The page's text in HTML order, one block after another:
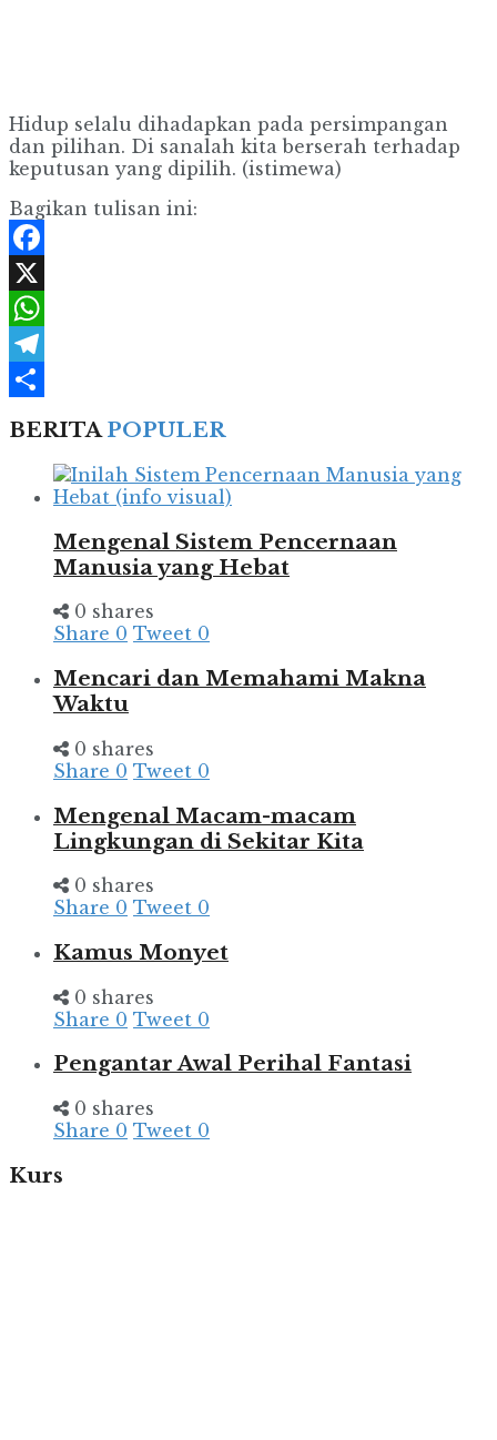
Hidup selalu dihadapkan pada persimpangan
dan pilihan. Di sanalah kita berserah terhadap
keputusan yang dipilih. (istimewa)
Bagikan tulisan ini:
Facebook
X
WhatsApp
Telegram
BERITAPOPULER
Mengenal Sistem Pencernaan
Manusia yang Hebat
0 shares
Share 0 Tweet 0
Mencari dan Memahami Makna
Waktu
0 shares
Share 0 Tweet 0
Mengenal Macam-macam
Lingkungan di Sekitar Kita
0 shares
Share 0 Tweet 0
Kamus Monyet
0 shares
Share 0 Tweet 0
Pengantar Awal Perihal Fantasi
0 shares
Share 0 Tweet 0
Kurs